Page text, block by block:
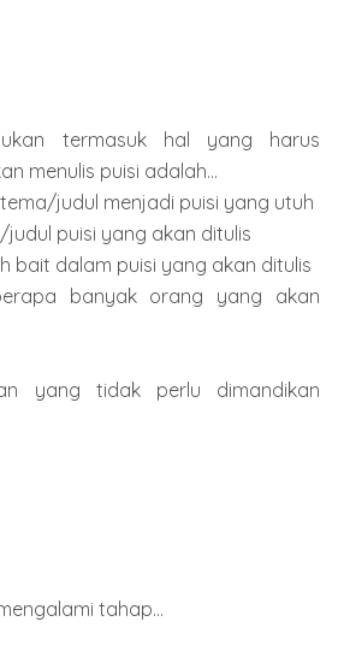
termasuk hal yang harus
menulis puisi adalah...
judul menjadi puisi yang utuh
puisi yang akan ditulis
bait dalam puisi yang akan ditulis
banyak orang yang akan
yang tidak perlu dimandikan
tahap...